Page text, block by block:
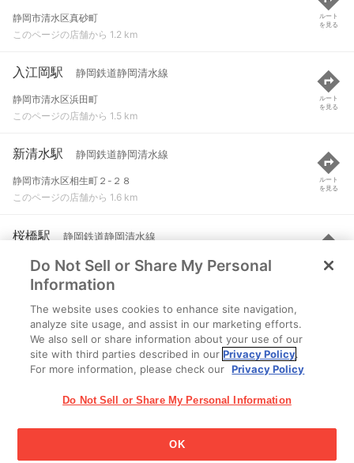
静岡市清水区真砂町
このページの店舗から 1.2 km
ルート
を見る
入江岡駅 静岡鉄道静岡清水線
静岡市清水区浜田町
このページの店舗から 1.5 km
ルート
を見る
新清水駅 静岡鉄道静岡清水線
静岡市清水区相生町２-２８
このページの店舗から 1.6 km
ルート
を見る
桜橋駅 静岡鉄道静岡清水線
静岡市清水区春日１
このページの店舗から 1.7 km
ルート
を見る
狐ヶ崎駅 静岡鉄道静岡清水線
静岡市清水区上原
このページの店舗から 2.5 km
江崎グリコ株式会社 Copyright © 2025 Ezaki Glico Co., Ltd.
Do Not Sell or Share My Personal
Information
The website uses cookies to enhance site navigation,
analyze site usage, and assist in our marketing efforts.
We also sell or share information about your use of our
site with third parties described in ourPrivacy Policy.
For more information, please check our Privacy Policy
Do Not Sell or Share My Personal Information
OK